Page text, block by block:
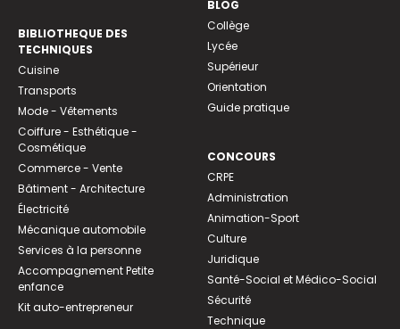
BIBLIOTHEQUE DES
TECHNIQUES
Cuisine
Transports
Mode - Vêtements
Coiffure - Esthétique -
Cosmétique
Commerce - Vente
Bâtiment - Architecture
Électricité
Mécanique automobile
Services à la personne
Accompagnement Petite
enfance
Kit auto-entrepreneur
BLOG
Collège
Lycée
Supérieur
Orientation
Guide pratique
CONCOURS
CRPE
Administration
Animation-Sport
Culture
Juridique
Santé-Social et Médico-Social
Sécurité
Technique